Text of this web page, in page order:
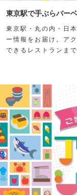
東京駅で手ぶらバー
東京駅・丸の内・日
ー情報をお届け。ア
できるレストランま